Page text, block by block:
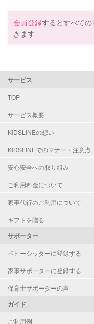
会員登録するとすべて
きます
サービス
TOP
サービス概要
KIDSLINEの想い
KIDSLINEでのマナー・注意点
安心安全への取り組み
ご利用料金について
家事代行のご利用について
ギフトを贈る
サポーター
ベビーシッターに登録する
家事サポーターに登録する
保育士サポーターの声
ガイド
ご利用例